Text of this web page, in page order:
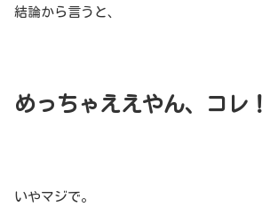
結論から言うと、
めっちゃええやん、コレ！
いやマジで。